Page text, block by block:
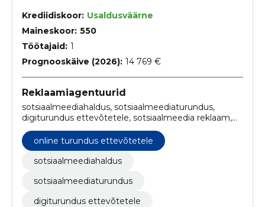
Krediidiskoor: Usaldusväärne
Maineskoor: 550
Töötajaid: 1
Prognooskäive (2026): 14 769 €
Reklaamiagentuurid
sotsiaalmeediahaldus, sotsiaalmeediaturundus,
digiturundus ettevõtetele, sotsiaalmeedia reklaam,
sotsiaalmeedia turundusstrateegiad, digitaalse
turunduse lahendused, sotsiaalmeedia sisu loomine,
sotsiaalmeedia haldusteenused, online turundus
ettevõtetele, äri sotsiaalmeedia optimeerimine
online turundus ettevõtetele
sotsiaalmeediahaldus
sotsiaalmeediaturundus
digiturundus ettevõtetele